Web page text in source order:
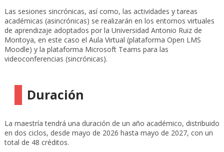
Las sesiones sincrónicas, así como, las actividades y tareas
académicas (asincrónicas) se realizarán en los entornos virtuales
de aprendizaje adoptados por la Universidad Antonio Ruiz de
Montoya, en este caso el Aula Virtual (plataforma Open LMS
Moodle) y la plataforma Microsoft Teams para las
videoconferencias (sincrónicas).
Duración
La maestría tendrá una duración de un año académico, distribuido
en dos ciclos, desde mayo de 2026 hasta mayo de 2027, con un
total de 48 créditos.